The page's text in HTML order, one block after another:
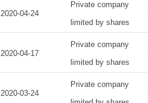
2020-04-24
Private company
limited by shares
2020-04-17
Private company
limited by shares
2020-03-24
Private company